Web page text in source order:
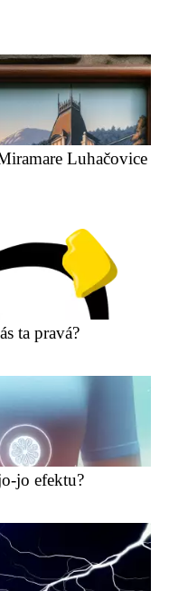
Luhačovice
ta pravá?
jo efektu?